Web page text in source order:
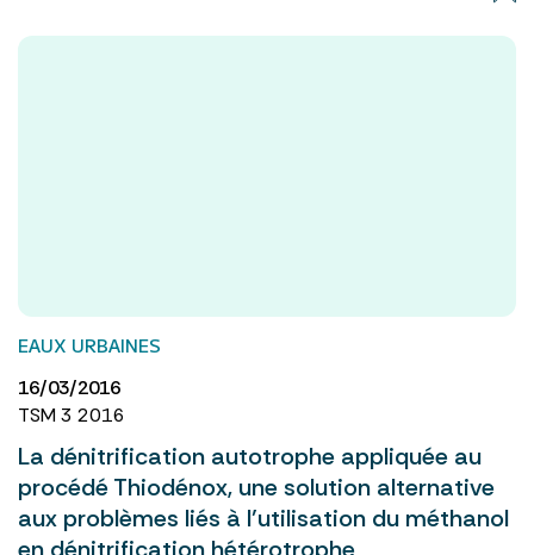
EAUX URBAINES
16/03/2016
TSM 3 2016
La dénitrification autotrophe appliquée au
procédé Thiodénox, une solution alternative
aux problèmes liés à l’utilisation du méthanol
en dénitrification hétérotrophe